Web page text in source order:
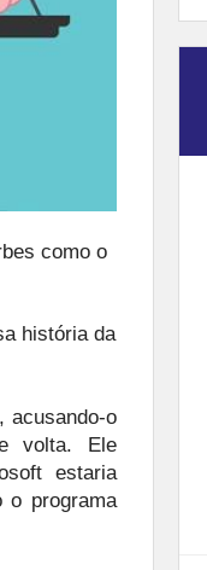
como o
história da
acusando-o
volta. Ele
estaria
o programa